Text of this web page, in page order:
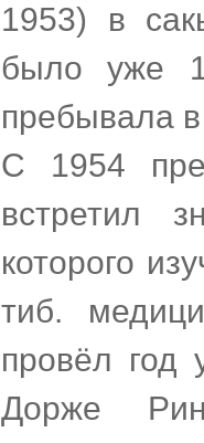
1953) в
было уже
пребывала
С 1954
встретил
которого
тиб.
провёл год
Дорже